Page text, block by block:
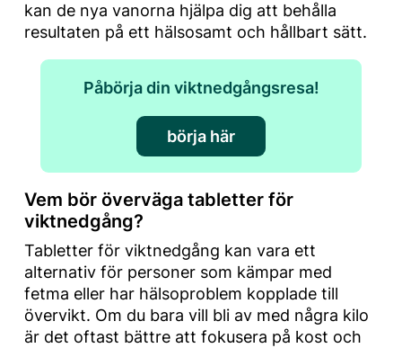
kan de nya vanorna hjälpa dig att behålla
resultaten på ett hälsosamt och hållbart sätt.
Påbörja din viktnedgångsresa!
börja här
Vem bör överväga tabletter för
viktnedgång?
Tabletter för viktnedgång kan vara ett
alternativ för personer som kämpar med
fetma eller har hälsoproblem kopplade till
övervikt. Om du bara vill bli av med några kilo
är det oftast bättre att fokusera på kost och